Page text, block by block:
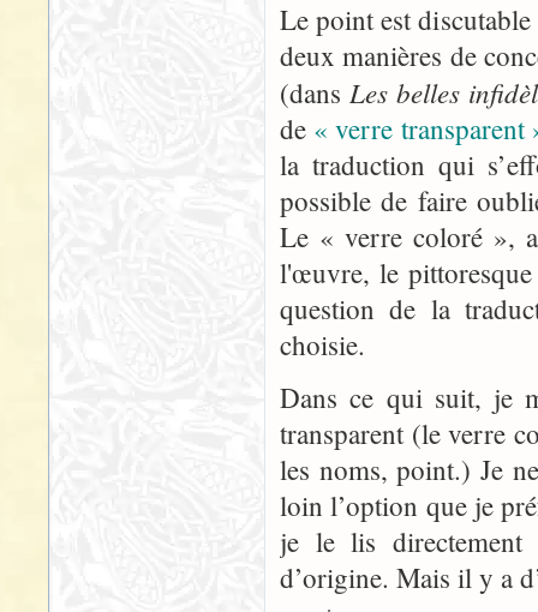
Le point est
deux manières de
(dans Les belles
de « verre transparent
la traduction qui
possible de faire
Le « verre coloré »,
l'œuvre, le pittoresque
question de la
choisie.
Dans ce qui suit, je
transparent (le verre
les noms, point.) Je
loin l’option que je
je le lis directement
d’origine. Mais il y a